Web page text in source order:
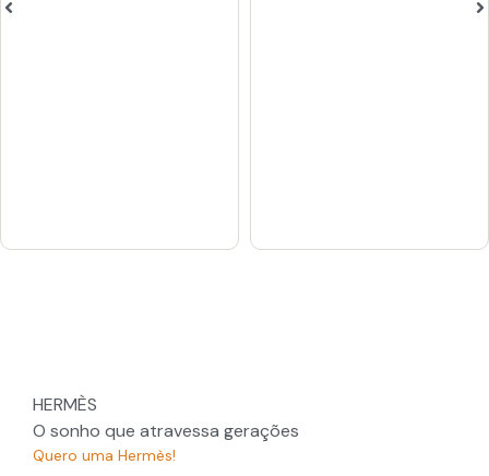
HERMÈS
O sonho que atravessa gerações
Quero uma Hermès!